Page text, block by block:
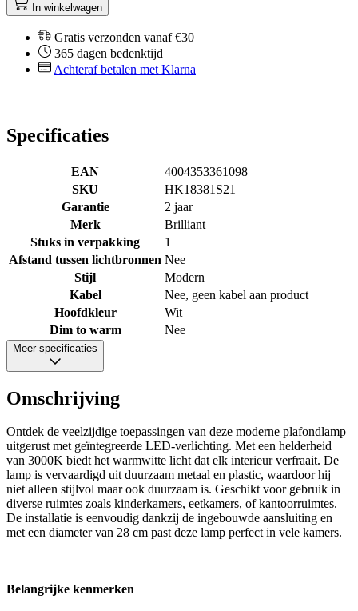
In winkelwagen
Gratis verzonden vanaf €30
365 dagen bedenktijd
Achteraf betalen met Klarna
Specificaties
EAN
4004353361098
SKU
HK18381S21
Garantie
2 jaar
Merk
Brilliant
Stuks in verpakking
1
Afstand tussen lichtbronnen Nee
Stijl
Modern
Kabel
Nee, geen kabel aan product
Hoofdkleur
Wit
Dim to warm
Nee
Meer specificaties
Omschrijving
Ontdek de veelzijdige toepassingen van deze moderne plafondlamp
uitgerust met geïntegreerde LED-verlichting. Met een helderheid
van 3000K biedt het warmwitte licht dat elk interieur verfraait. De
lamp is vervaardigd uit duurzaam metaal en plastic, waardoor hij
niet alleen stijlvol maar ook duurzaam is. Geschikt voor gebruik in
diverse ruimtes zoals kinderkamers, eetkamers, of kantoorruimtes.
De installatie is eenvoudig dankzij de ingebouwde aansluiting en
met een diameter van 28 cm past deze lamp perfect in vele kamers.
Belangrijke kenmerken